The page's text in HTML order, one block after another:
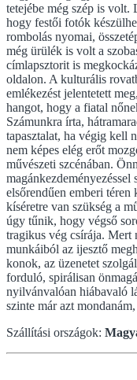
tetejébe még szép is volt.
hogy festői fotók
rombolás nyomai,
még ürülék is volt a
címlapsztorit is
oldalon. A kulturális
emlékezést jelentetett
hangot, hogy a fiatal
Számunkra írta,
tapasztalat, ha végig kell
nem képes elég erőt
művészeti szcénában.
elsőrendűen emberi téren
kíséretre van szükség a
úgy tűnik, hogy végső
tragikus vég csírája. Mert
munkáiból az ijesztő
konok, az üzenetet
forduló, spirálisan
nyilvánvalóan hiábavaló
szinte már azt
Szállítási országok: